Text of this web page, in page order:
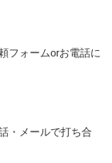
・追加または
す。
報の取扱いに
ください。
て、本人が容
を行っており
フォームorお電話に
・メールで打ち合